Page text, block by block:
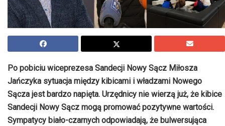
Po pobiciu wiceprezesa Sandecji Nowy Sącz Miłosza
Jańczyka sytuacja między kibicami i władzami Nowego
Sącza jest bardzo napięta. Urzędnicy nie wierzą już, że kibice
Sandecji Nowy Sącz mogą promować pozytywne wartości.
Sympatycy biało-czarnych odpowiadają, że bulwersująca